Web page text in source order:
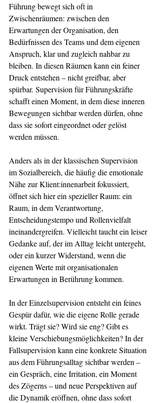
Führung bewegt sich oft in
Zwischenräumen: zwischen den
Erwartungen der Organisation, den
Bedürfnissen des Teams und dem eigenen
Anspruch, klar und zugleich nahbar zu
bleiben. In diesen Räumen kann ein feiner
Druck entstehen – nicht greifbar, aber
spürbar. Supervision für Führungskräfte
schafft einen Moment, in dem diese inneren
Bewegungen sichtbar werden dürfen, ohne
dass sie sofort eingeordnet oder gelöst
werden müssen.
Anders als in der klassischen Supervision
im Sozialbereich, die häufig die emotionale
Nähe zur Klient:innenarbeit fokussiert,
öffnet sich hier ein spezieller Raum: ein
Raum, in dem Verantwortung,
Entscheidungstempo und Rollenvielfalt
ineinandergreifen. Vielleicht taucht ein leiser
Gedanke auf, der im Alltag leicht untergeht,
oder ein kurzer Widerstand, wenn die
eigenen Werte mit organisationalen
Erwartungen in Berührung kommen.
In der Einzelsupervision entsteht ein feines
Gespür dafür, wie die eigene Rolle gerade
wirkt. Trägt sie? Wird sie eng? Gibt es
kleine Verschiebungsmöglichkeiten? In der
Fallsupervision kann eine konkrete Situation
aus dem Führungsalltag sichtbar werden –
ein Gespräch, eine Irritation, ein Moment
des Zögerns – und neue Perspektiven auf
die Dynamik eröffnen, ohne dass sofort